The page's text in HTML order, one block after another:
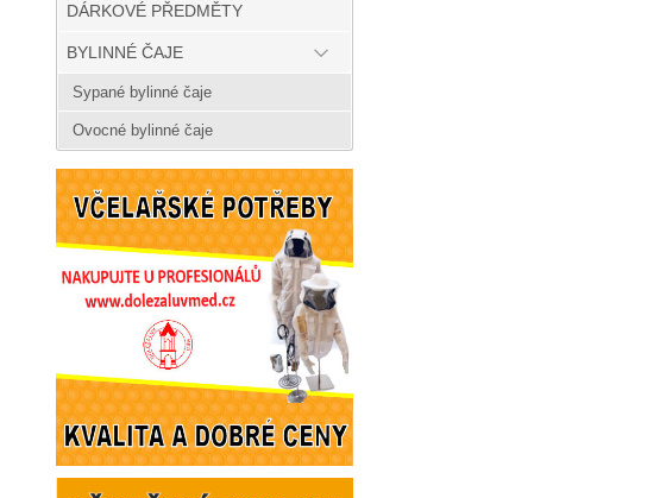
DÁRKOVÉ PŘEDMĚTY
BYLINNÉ ČAJE
Sypané bylinné čaje
Ovocné bylinné čaje